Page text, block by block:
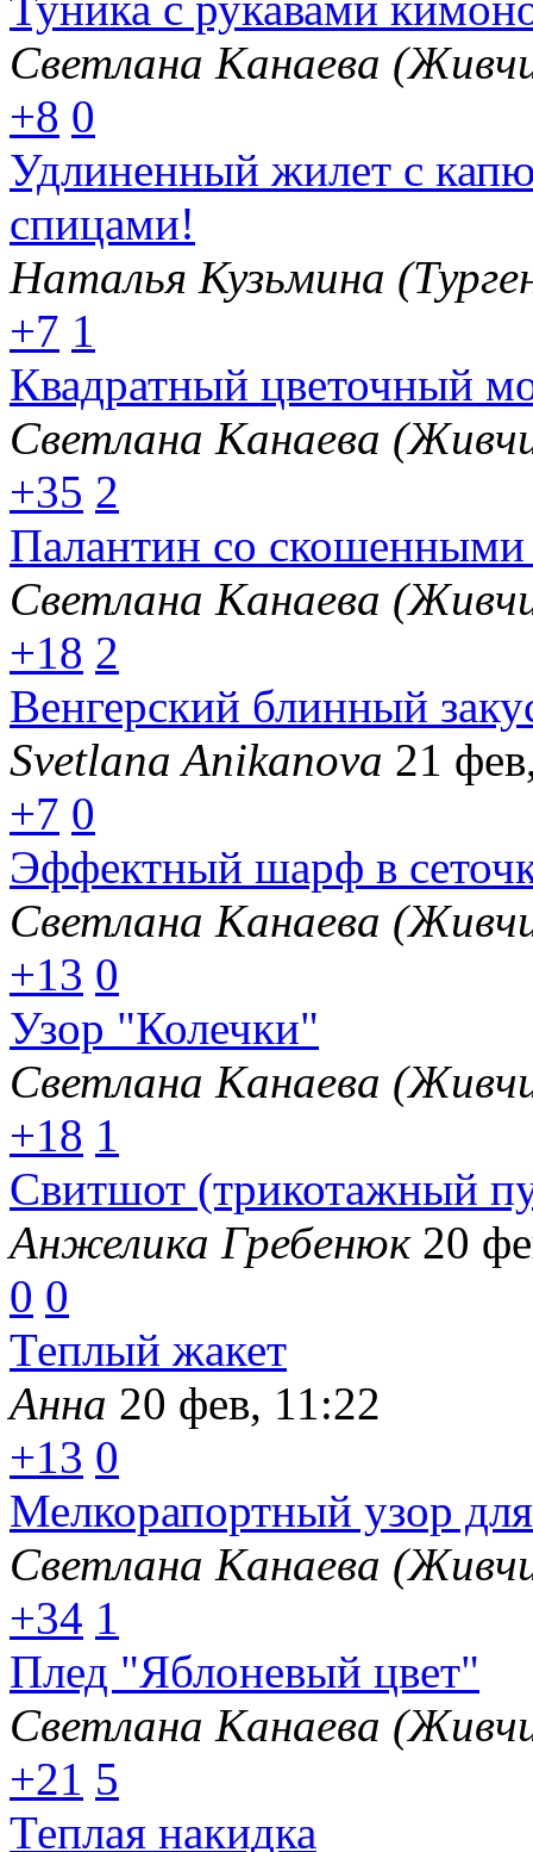
Светлана Канаева
+8 0
Удлиненный жилет с
спицами!
Наталья Кузьмина
+7 1
Квадратный цветочный
Светлана Канаева
+35 2
Палантин со
Светлана Канаева
+18 2
Венгерский блинный
Svetlana Anikanova 21
+7 0
Эффектный шарф в
Светлана Канаева
+13 0
Узор "Колечки"
Светлана Канаева
+18 1
Свитшот (трикотажный
Анжелика Гребенюк 20
0 0
Теплый жакет
Анна 20 фев, 11:22
+13 0
Мелкорапортный узор
Светлана Канаева
+34 1
Плед "Яблоневый цвет"
Светлана Канаева
+21 5
Теплая накидка